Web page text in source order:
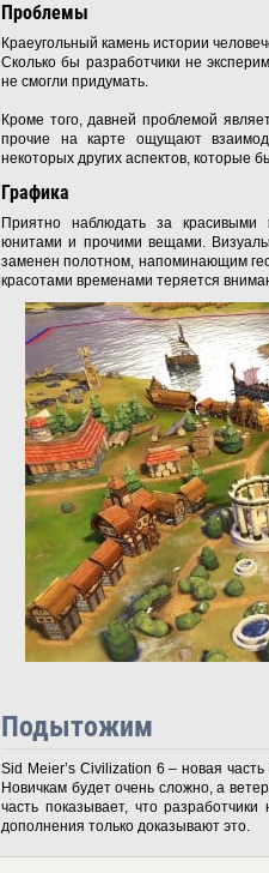
Проблемы
Краеугольный камень истории
Сколько бы разработчики не
не смогли придумать.
Кроме того, давней проблемой
прочие на карте ощущают
некоторых других аспектов, которые
Графика
Приятно наблюдать за красивыми
юнитами и прочими вещами.
заменен полотном, напоминающим
красотами временами теряется
Подытожим
Sid Meier’s Civilization 6 – новая
Новичкам будет очень сложно, а
часть показывает, что
дополнения только доказывают это.